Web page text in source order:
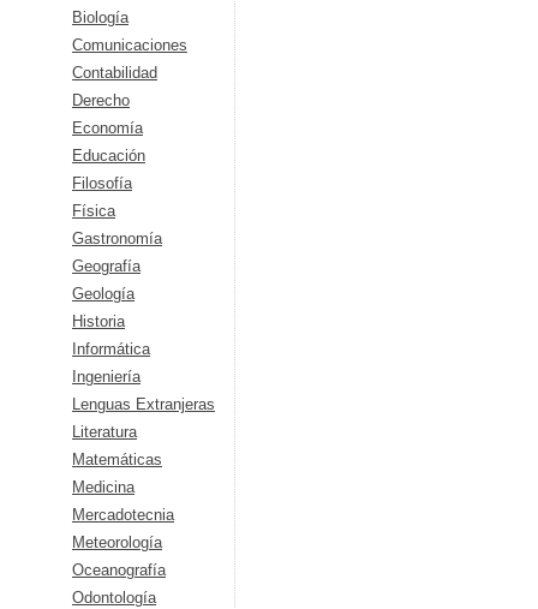
Biología
Comunicaciones
Contabilidad
Derecho
Economía
Educación
Filosofía
Física
Gastronomía
Geografía
Geología
Historia
Informática
Ingeniería
Lenguas Extranjeras
Literatura
Matemáticas
Medicina
Mercadotecnia
Meteorología
Oceanografía
Odontología